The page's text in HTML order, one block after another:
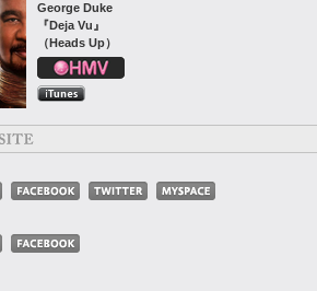
George Duke
『Deja Vu』
（Heads Up）